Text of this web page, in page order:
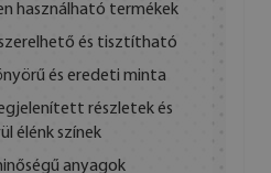
használható termékek
és tisztítható
és eredeti minta
részletek és
élénk színek
anyagok